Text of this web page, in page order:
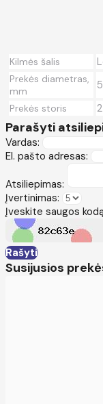
Kilmės šalis
Prekės diametras,
mm
Prekės storis 2
Parašyti
Vardas:
El. pašto adresas:
Atsiliepimas:
Įvertinimas:
Įveskite saugos
Rašyti
Susijusios